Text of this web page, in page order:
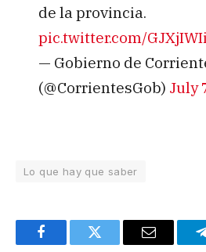
de la provincia.
pic.twitter.com/
— Gobierno de
(@CorrientesGob) July
Lo que hay que saber
FacebookTwitter Email